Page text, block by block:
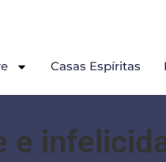
Casas Espíritas
e